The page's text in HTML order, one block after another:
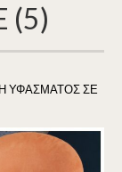
(5)
ΥΦΑΣΜΑΤΟΣ ΣΕ